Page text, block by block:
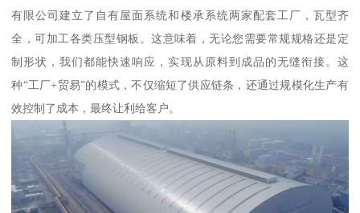
有限公司建立了自有屋面系统和楼承系统两家配套工厂，瓦型齐
全，可加工各类压型钢板。这意味着，无论您需要常规规格还是定
制形状，我们都能快速响应，实现从原料到成品的无缝衔接。这
种“工厂+贸易”的模式，不仅缩短了供应链条，还通过规模化生产有
效控制了成本，最终让利给客户。